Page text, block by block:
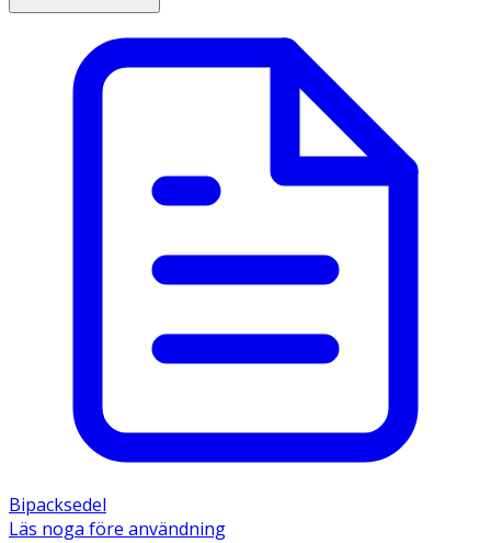
Bipacksedel
Läs noga före användning